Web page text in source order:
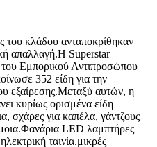
του κλάδου ανταποκρίθηκαν
απαλλαγή.Η Superstar
του Εμπορικού Αντιπροσώπου
352 είδη για την
εξαίρεσης.Μεταξύ αυτών, η
κυρίως ορισμένα είδη
σχάρες για καπέλα, γάντζους
LED λαμπτήρες
ταινία.μικρές